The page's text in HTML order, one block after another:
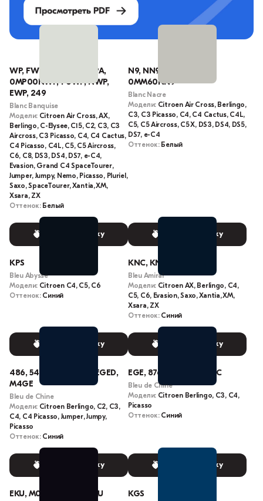
WP, FWP, 1160507, EWPA,
0MP00NWP, P0WP, NWP,
EWP, 249
Blanc Banquise
Модели: Citroen Air Cross, AX,
Berlingo, C-Elysee, C15, C2, C3, C3
Aircross, C3 Picasso, C4, C4 Cactus,
C4 Picasso, C4L, C5, C5 Aircross,
C6, C8, DS3, DS4, DS7, e-C4,
Evasion, Grand C4 SpaceTourer,
Jumper, Jumpy, Nemo, Picasso, Pluriel,
Saxo, SpaceTourer, Xantia, XM,
Xsara, ZX
Оттенок: Белый
Выбрать краску
N9, NN9, KWE, M6N9,
0MM60NN9
Blanc Nacre
Модели: Citroen Air Cross, Berlingo,
C3, C3 Picasso, C4, C4 Cactus, C4L,
C5, C5 Aircross, C5 X, DS3, DS4, DS5,
DS7, e-C4
Оттенок: Белый
Выбрать краску
KPS
Bleu Abysse
Модели: Citroen C4, C5, C6
Оттенок: Синий
Выбрать краску
KNC, KNCB
Bleu Amiral
Модели: Citroen AX, Berlingo, C4,
C5, C6, Evasion, Saxo, Xantia, XM,
Xsara, ZX
Оттенок: Синий
Выбрать краску
486, 547, M0GE, EGE, EGED,
M4GE
Bleu de Chine
Модели: Citroen Berlingo, C2, C3,
C4, C4 Picasso, Jumper, Jumpy,
Picasso
Оттенок: Синий
Выбрать краску
EGE, 8762222487, EGEC
Bleu de Chine
Модели: Citroen Berlingo, C3, C4,
Picasso
Оттенок: Синий
Выбрать краску
EKU, M0KU, 0MM00NKU KGS